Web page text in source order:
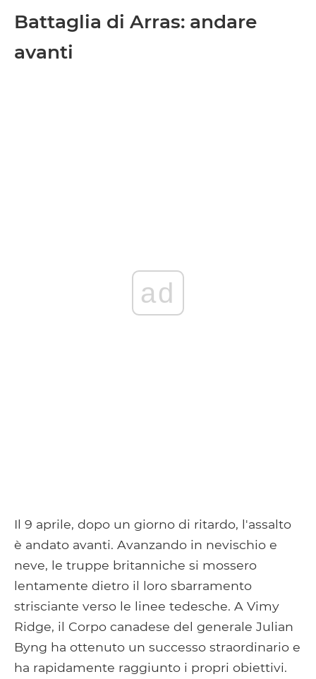
Battaglia di Arras: andare
avanti
ad
Il 9 aprile, dopo un giorno di ritardo, l'assalto
è andato avanti. Avanzando in nevischio e
neve, le truppe britanniche si mossero
lentamente dietro il loro sbarramento
strisciante verso le linee tedesche. A Vimy
Ridge, il Corpo canadese del generale Julian
Byng ha ottenuto un successo straordinario e
ha rapidamente raggiunto i propri obiettivi.